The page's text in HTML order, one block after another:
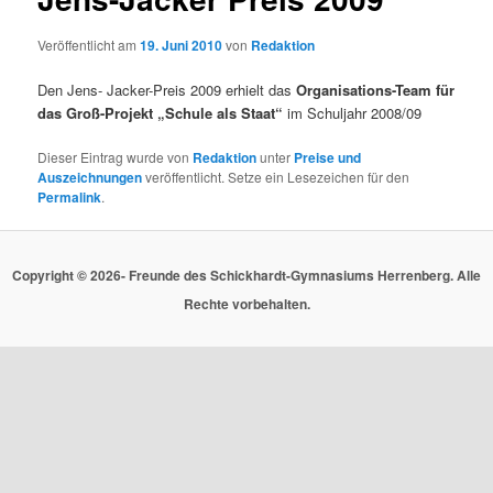
Veröffentlicht am19. Juni 2010von Redaktion
Den Jens- Jacker-Preis 2009 erhielt dasOrganisations-Team für
das Groß-Projekt „Schule als Staat“im Schuljahr 2008/09
Dieser Eintrag wurde von Redaktionunter Preise und
Auszeichnungenveröffentlicht. Setze ein Lesezeichen für den
Permalink.
Copyright © 2026- Freunde des Schickhardt-Gymnasiums Herrenberg. Alle
Rechte vorbehalten.